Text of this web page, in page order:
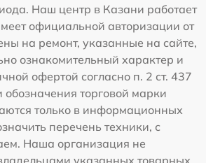
Наш центр в Казани работает
официальной авторизации от
на ремонт, указанные на сайте,
ознакомительный характер и
офертой согласно п. 2 ст. 437
торговой марки
только в информационных
перечень техники, с
Наша организация не
указанных товарных